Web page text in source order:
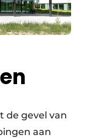
de gevel van
aan